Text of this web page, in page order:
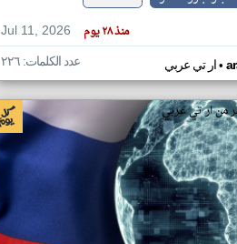
Jul 11, 2026
منذ ٢٨ يوم
ار تي عربي• عدد الكلمات: ٢٢٦
من ار تي عربي